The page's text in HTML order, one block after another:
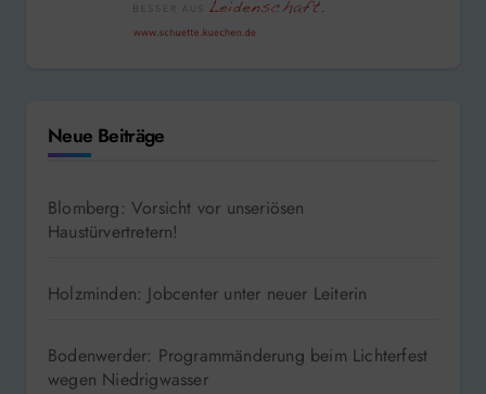
Neue Beiträge
Blomberg: Vorsicht vor unseriösen
Haustürvertretern!
Holzminden: Jobcenter unter neuer Leiterin
Bodenwerder: Programmänderung beim Lichterfest
wegen Niedrigwasser